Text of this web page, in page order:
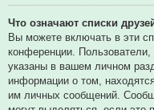
Что означают списки
Вы можете включать в эти
конференции.
указаны в вашем личном
информации о том,
им личных сообщений.